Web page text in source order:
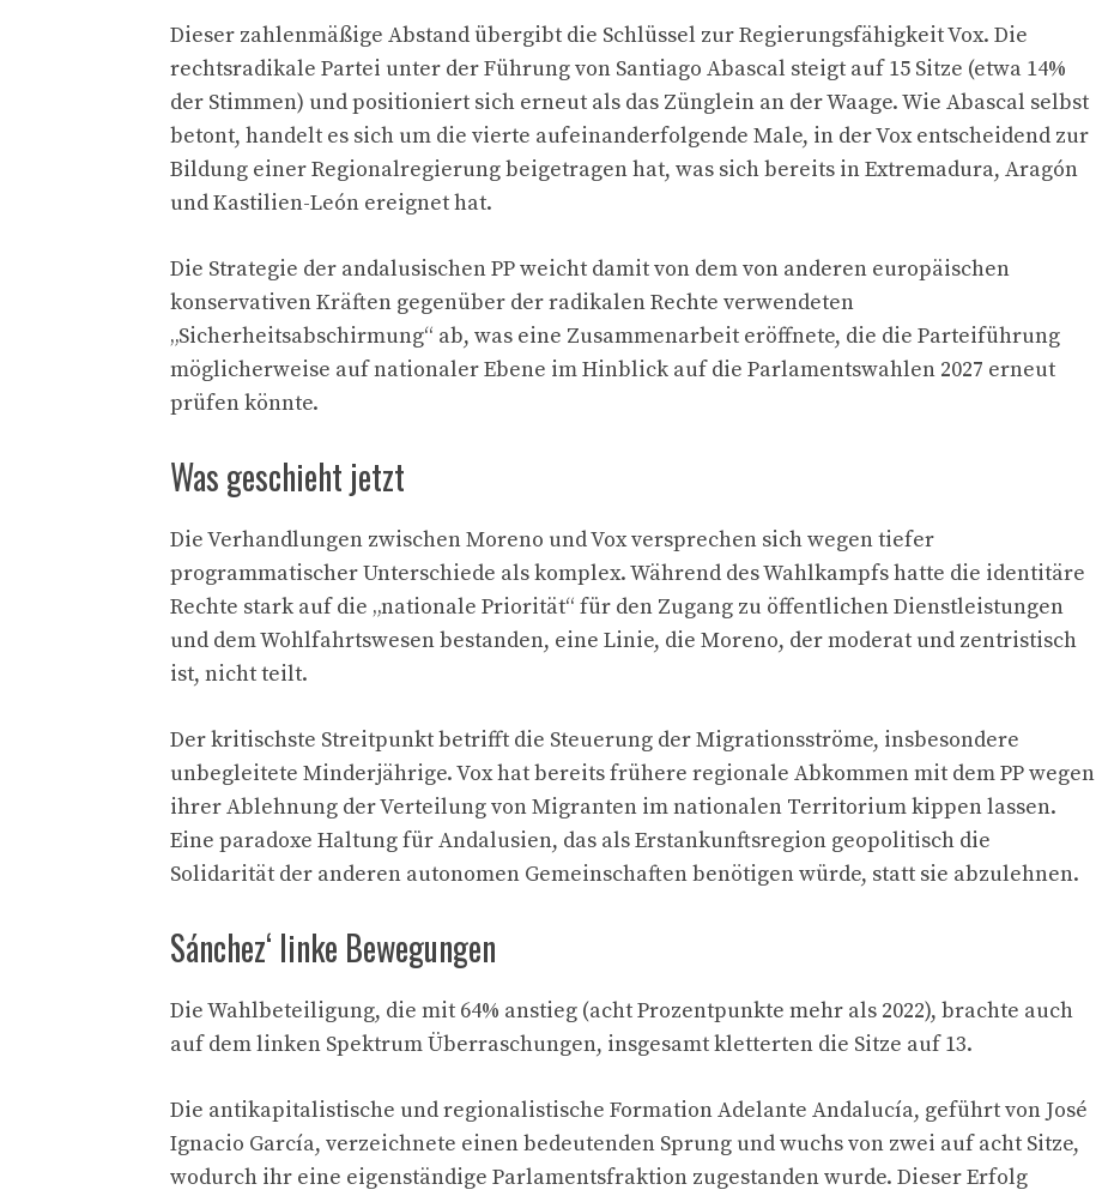
Dieser zahlenmäßige Abstand übergibt die Schlüssel zur Regierungsfähigkeit Vox. Die
rechtsradikale Partei unter der Führung von Santiago Abascal steigt auf 15 Sitze (etwa 14%
der Stimmen) und positioniert sich erneut als das Zünglein an der Waage. Wie Abascal selbst
betont, handelt es sich um die vierte aufeinanderfolgende Male, in der Vox entscheidend zur
Bildung einer Regionalregierung beigetragen hat, was sich bereits in Extremadura, Aragón
und Kastilien-León ereignet hat.
Die Strategie der andalusischen PP weicht damit von dem von anderen europäischen
konservativen Kräften gegenüber der radikalen Rechte verwendeten
„Sicherheitsabschirmung“ ab, was eine Zusammenarbeit eröffnete, die die Parteiführung
möglicherweise auf nationaler Ebene im Hinblick auf die Parlamentswahlen 2027 erneut
prüfen könnte.
Was geschieht jetzt
Die Verhandlungen zwischen Moreno und Vox versprechen sich wegen tiefer
programmatischer Unterschiede als komplex. Während des Wahlkampfs hatte die identitäre
Rechte stark auf die „nationale Priorität“ für den Zugang zu öffentlichen Dienstleistungen
und dem Wohlfahrtswesen bestanden, eine Linie, die Moreno, der moderat und zentristisch
ist, nicht teilt.
Der kritischste Streitpunkt betrifft die Steuerung der Migrationsströme, insbesondere
unbegleitete Minderjährige. Vox hat bereits frühere regionale Abkommen mit dem PP wegen
ihrer Ablehnung der Verteilung von Migranten im nationalen Territorium kippen lassen.
Eine paradoxe Haltung für Andalusien, das als Erstankunftsregion geopolitisch die
Solidarität der anderen autonomen Gemeinschaften benötigen würde, statt sie abzulehnen.
Sánchez‘ linke Bewegungen
Die Wahlbeteiligung, die mit 64% anstieg (acht Prozentpunkte mehr als 2022), brachte auch
auf dem linken Spektrum Überraschungen, insgesamt kletterten die Sitze auf 13.
Die antikapitalistische und regionalistische Formation Adelante Andalucía, geführt von José
Ignacio García, verzeichnete einen bedeutenden Sprung und wuchs von zwei auf acht Sitze,
wodurch ihr eine eigenständige Parlamentsfraktion zugestanden wurde. Dieser Erfolg